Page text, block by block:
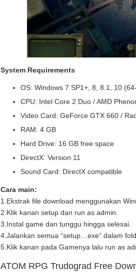
System Requirements
OS: Windows 7 SP1+, 8, 8.1, 10
CPU: Intel Core 2 Duo / AMD
Video Card: GeForce GTX 660 /
RAM: 4 GB
Hard Drive: 16 GB free space
DirectX: Version 11
Sound Card: DirectX compatible
Cara main:
1.Ekstrak file download menggunakan
2.Klik kanan setup dan run as admin.
3.Instal game dan tunggu hingga selesai.
4.Jalankan semua “setup…exe” dalam
5.Klik kanan pada Gamenya lalu run as
ATOM RPG Trudograd Free